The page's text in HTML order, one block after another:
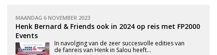
MAANDAG 6 NOVEMBER 2023
Henk Bernard & Friends ook in 2024 op reis met FP2000
Events
In navolging van de zeer succesvolle edities van
de fanreis van Henk in Salou heeft...